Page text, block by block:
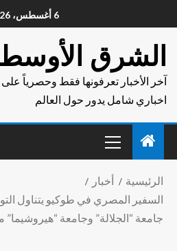
6 أغسطس، 2026
الشرق الأوسط
آخر الأخبار تعرفونها فقط وحصرياً
اخباري شامل يدور حول العالم
الرئيسية
أخبار
السفير المصري في طوكيو يتناول
جامعة “الجلالة” وجامعة